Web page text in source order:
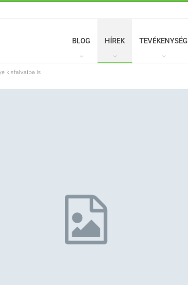
BLOG HÍREK TEVÉKENYSÉG
kisfalvaiba is